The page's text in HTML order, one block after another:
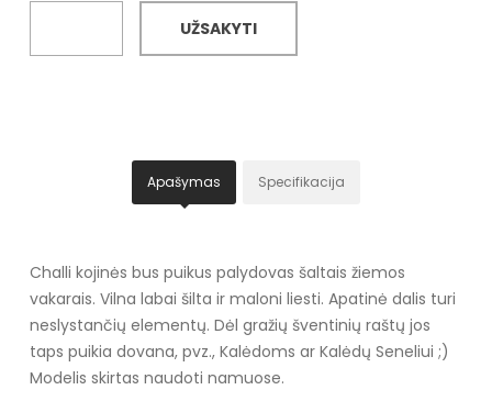
UŽSAKYTI
Apašymas Specifikacija
Challi kojinės bus puikus palydovas šaltais žiemos
vakarais. Vilna labai šilta ir maloni liesti. Apatinė dalis turi
neslystančių elementų. Dėl gražių šventinių raštų jos
taps puikia dovana, pvz., Kalėdoms ar Kalėdų Seneliui ;)
Modelis skirtas naudoti namuose.